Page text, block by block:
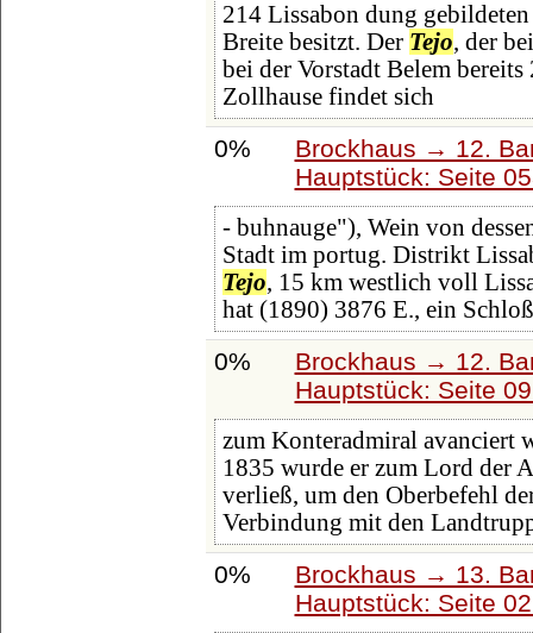
214 Lissabon dung
Breite besitzt. Der Tejo, der
bei der Vorstadt Belem
Zollhause findet sich
0%
Brockhaus → 12.
Hauptstück: Seite
- buhnauge"), Wein von
Stadt im portug. Distrikt
Tejo, 15 km westlich voll
hat (1890) 3876 E., ein Schloß
0%
Brockhaus → 12.
Hauptstück: Seite
zum Konteradmiral avanciert
1835 wurde er zum Lord der
verließ, um den Oberbefehl
Verbindung mit den
0%
Brockhaus → 13.
Hauptstück: Seite